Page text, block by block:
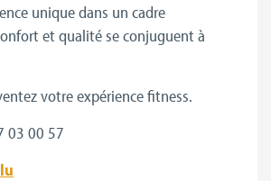
unique dans un cadre
et qualité se conjuguent à
votre expérience fitness.
03 00 57